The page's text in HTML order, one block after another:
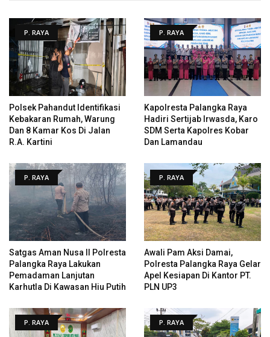
P. RAYA
Polsek Pahandut Identifikasi
Kebakaran Rumah, Warung
Dan 8 Kamar Kos Di Jalan
R.A. Kartini
P. RAYA
Kapolresta Palangka Raya
Hadiri Sertijab Irwasda, Karo
SDM Serta Kapolres Kobar
Dan Lamandau
P. RAYA
Satgas Aman Nusa II Polresta
Palangka Raya Lakukan
Pemadaman Lanjutan
Karhutla Di Kawasan Hiu Putih
P. RAYA
Awali Pam Aksi Damai,
Polresta Palangka Raya Gelar
Apel Kesiapan Di Kantor PT.
PLN UP3
P. RAYA P. RAYA